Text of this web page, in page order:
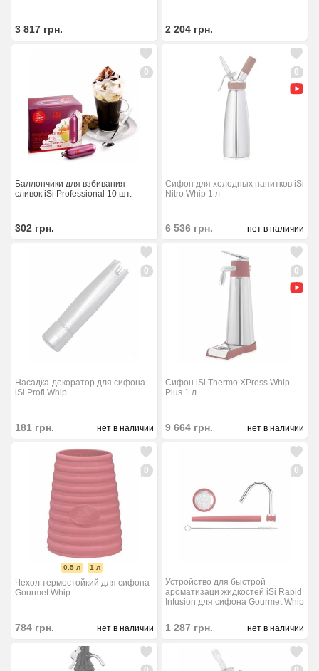
3 817 грн. 2 204 грн.
0
Баллончики для взбивания
сливок iSi Professional 10 шт.
302 грн.
0
Сифон для холодных напитков iSi
Nitro Whip 1 л
6 536 грн. нет в наличии
0
Насадка-декоратор для сифона
iSi Profi Whip
181 грн. нет в наличии
0
Сифон iSi Thermo XPress Whip
Plus 1 л
9 664 грн. нет в наличии
0
0.5 л 1 л
Чехол термостойкий для сифона
Gourmet Whip
784 грн. нет в наличии
0
Устройство для быстрой
ароматизаци жидкостей iSi Rapid
Infusion для сифона Gourmet Whip
1 287 грн. нет в наличии